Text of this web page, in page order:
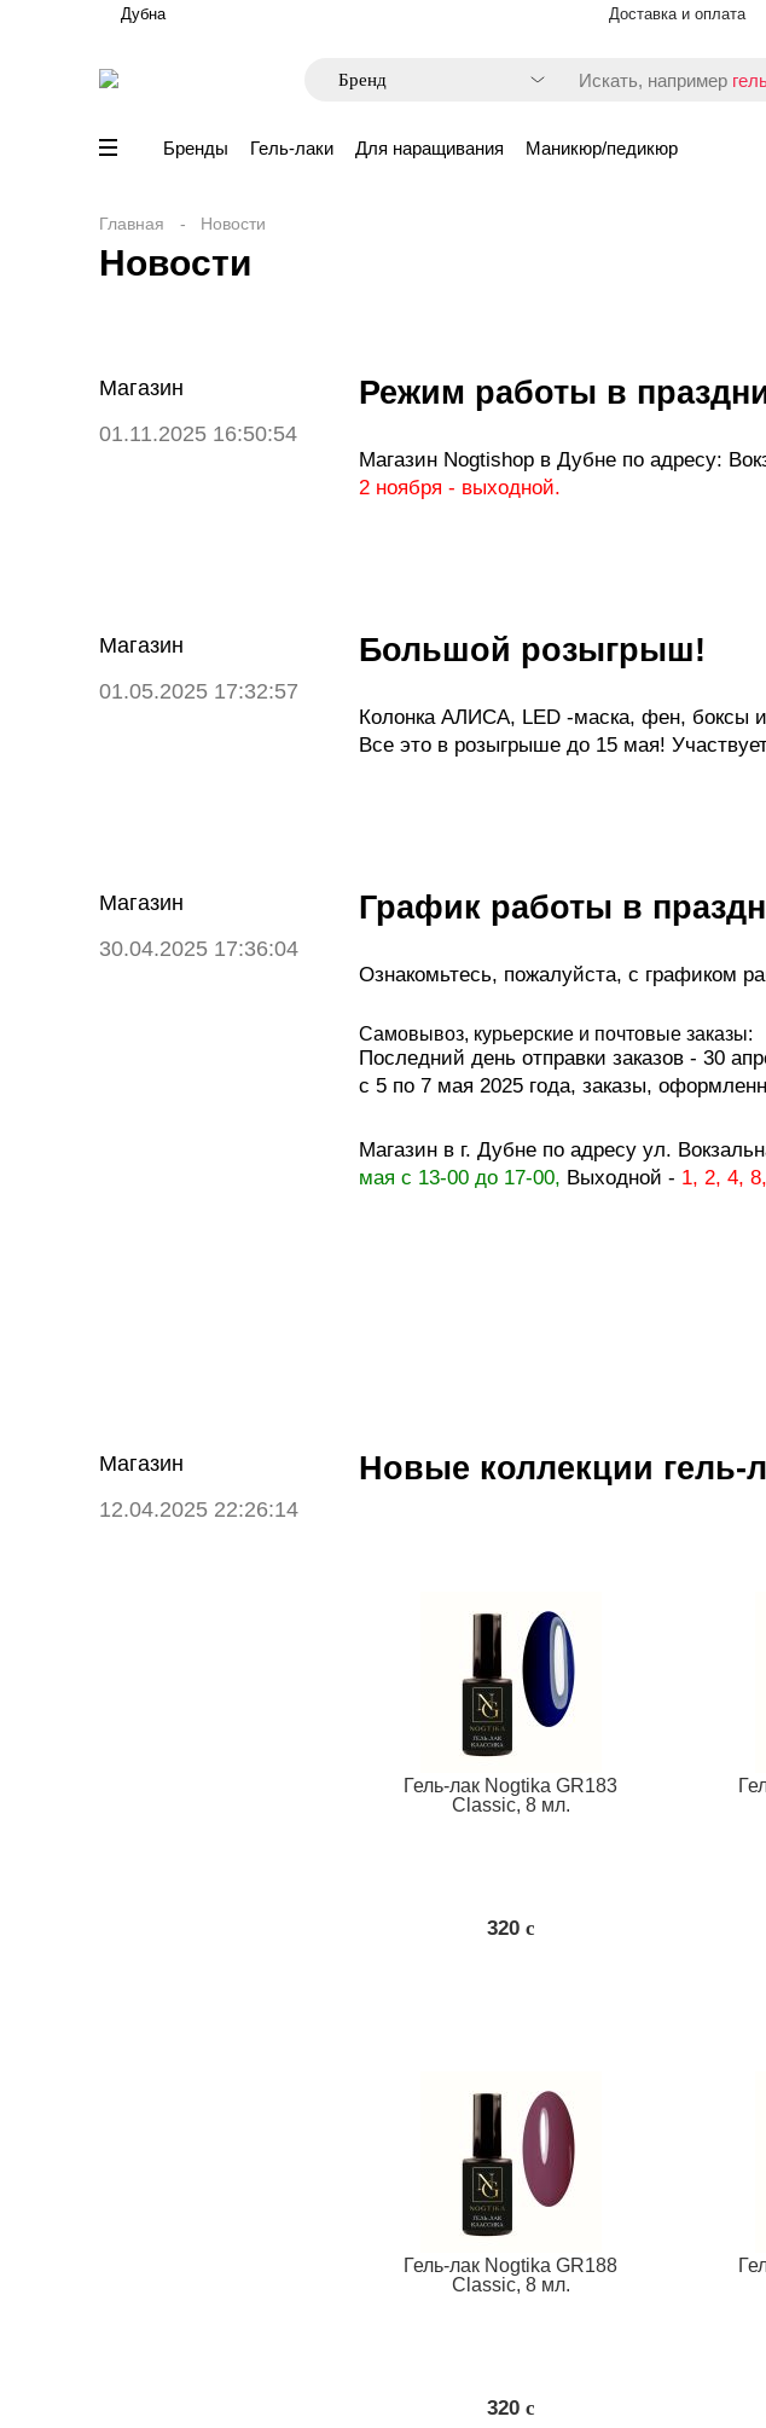
Дубна Доставка и оплата
Искать, например
Бренды Гель-лаки Для наращивания Маникюр/педикюр
Главная Новости
Новости
Магазин
01.11.2025 16:50:54
Режим работы в
Магазин Nogtishop в Дубне по адресу:
2 ноября - выходной.
Магазин
01.05.2025 17:32:57
Большой розыгрыш!
Колонка АЛИСА, LED -маска, фен, боксы и
Все это в розыгрыше до 15 мая!
Магазин
30.04.2025 17:36:04
График работы в
Ознакомьтесь, пожалуйста, с графиком
Самовывоз, курьерские и почтовые заказы:
Последний день отправки заказов - 30
с 5 по 7 мая 2025 года, заказы,
Магазин в г. Дубне по адресу ул.
мая с 13-00 до 17-00, Выходной - 1, 2, 4,
Магазин
12.04.2025 22:26:14
Новые коллекции гель-
Гель-лак Nogtika GR183
Classic, 8 мл.
320 c
Гель-лак Nogtika GR188
Classic, 8 мл.
320 c